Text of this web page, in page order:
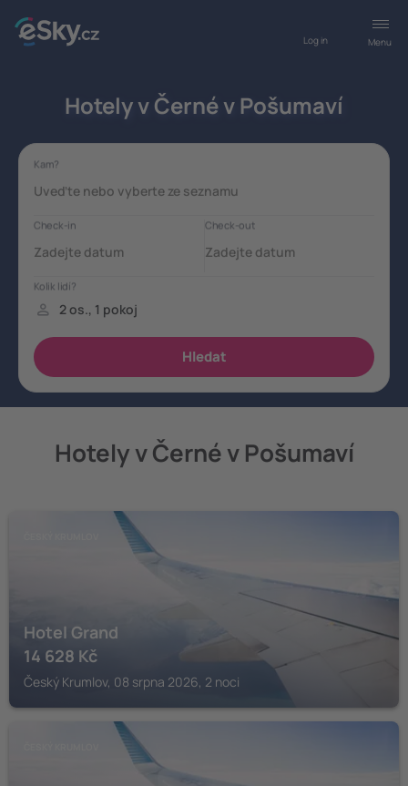
Menu
Log in
Hotely v Černé v Pošumaví
Hotely v Černé v Pošumaví
Hotel Grand
14 628 Kč
Český Krumlov, 08 srpna 2026, 2 noci